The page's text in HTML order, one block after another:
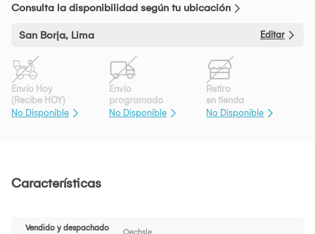
Consulta la disponibilidad según tu ubicación
San Borja, Lima Editar
Envío Hoy
(Recibe HOY)
No Disponible
Envío
programado
No Disponible
Retiro
en tienda
No Disponible
Características
Vendido y despachado